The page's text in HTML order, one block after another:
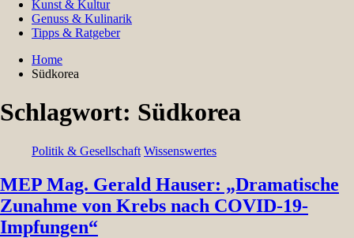
Kunst & Kultur
Genuss & Kulinarik
Tipps & Ratgeber
Home
Südkorea
Schlagwort: Südkorea
Politik & Gesellschaft Wissenswertes
MEP Mag. Gerald Hauser: „Dramatische
Zunahme von Krebs nach COVID-19-
Impfungen“